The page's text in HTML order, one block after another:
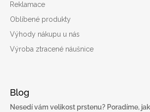
Reklamace
Oblíbené produkty
Výhody nákupu u nás
Výroba ztracené náušnice
Blog
Nesedí vám velikost prstenu? Poradíme,